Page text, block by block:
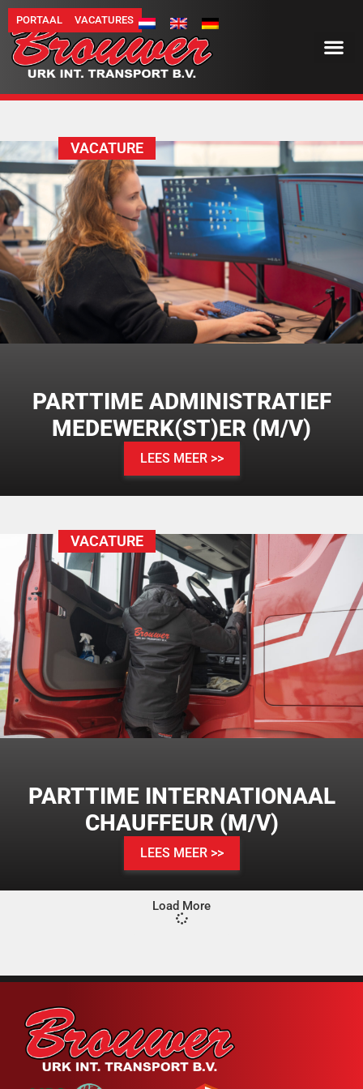
PORTAAL VACATURES
VACATURE
PARTTIME ADMINISTRATIEF
MEDEWERK(ST)ER (M/V)
LEES MEER >>
VACATURE
PARTTIME INTERNATIONAAL
CHAUFFEUR (M/V)
LEES MEER >>
Load More